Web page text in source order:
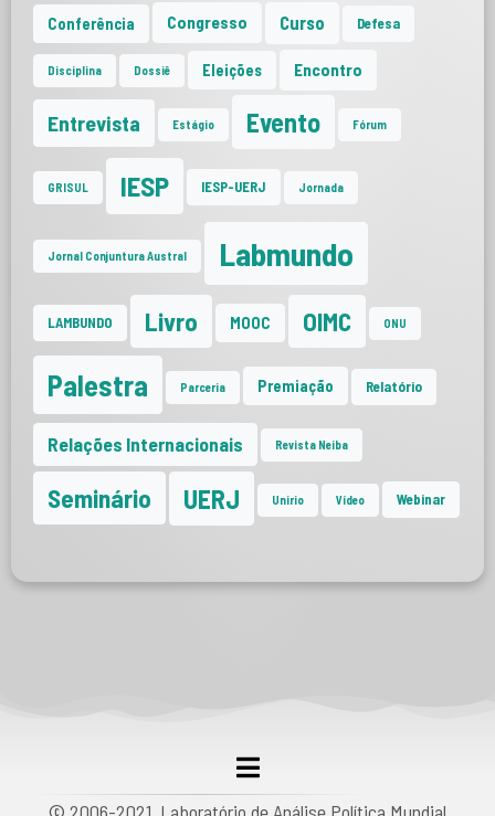
Conferência Congresso Curso Defesa
Disciplina Dossiê Eleições Encontro
Entrevista Estágio Evento Fórum
GRISUL IESP IESP-UERJ Jornada
Jornal Conjuntura Austral Labmundo
LAMBUNDO Livro MOOC OIMC ONU
Palestra Parceria Premiação Relatório
Relações Internacionais Revista Neiba
Seminário UERJ Unirio Vídeo Webinar